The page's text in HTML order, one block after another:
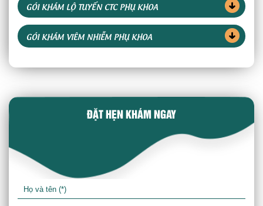
GÓI KHÁM LỘ TUYẾN CTC PHỤ KHOA
GÓI KHÁM VIÊM NHIỄM PHỤ KHOA
ĐẶT HẸN KHÁM NGAY